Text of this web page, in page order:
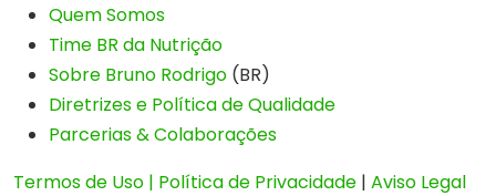
Quem Somos
Time BR da Nutrição
Sobre Bruno Rodrigo (BR)
Diretrizes e Política de Qualidade
Parcerias & Colaborações
Termos de Uso | Política de Privacidade | Aviso Legal